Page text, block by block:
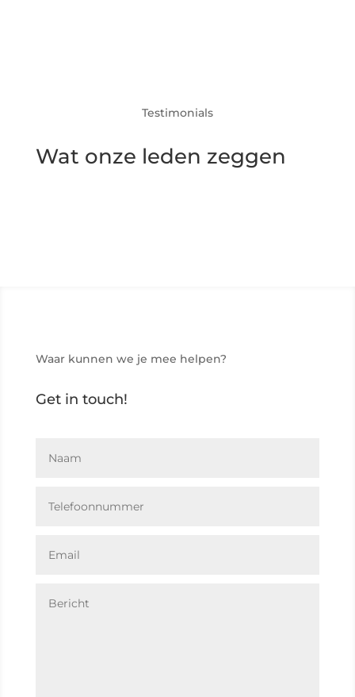
Testimonials
Wat onze leden zeggen
Waar kunnen we je mee helpen?
Get in touch!